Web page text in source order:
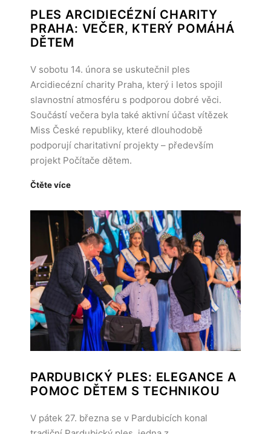
PLES ARCIDIECÉZNÍ CHARITY
PRAHA: VEČER, KTERÝ POMÁHÁ
DĚTEM
V sobotu 14. února se uskutečnil ples
Arcidiecézní charity Praha, který i letos spojil
slavnostní atmosféru s podporou dobré věci.
Součástí večera byla také aktivní účast vítězek
Miss České republiky, které dlouhodobě
podporují charitativní projekty – především
projekt Počítače dětem.
Čtěte více
PARDUBICKÝ PLES: ELEGANCE A
POMOC DĚTEM S TECHNIKOU
V pátek 27. března se v Pardubicích konal